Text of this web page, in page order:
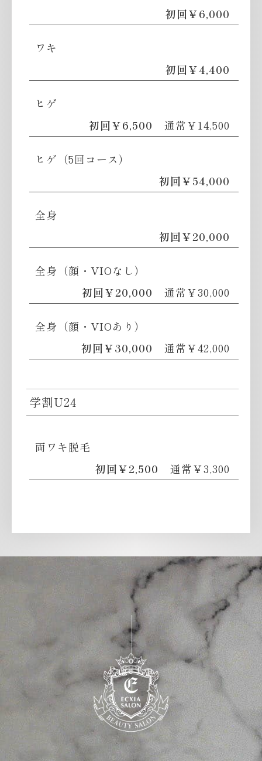
初回￥6,000
ワキ
初回￥4,400
ヒゲ
初回￥6,500
通常￥14,500
ヒゲ（5回コース）
初回￥54,000
全身
初回￥20,000
全身（顔・VIOなし）
初回￥20,000
通常￥30,000
全身（顔・VIOあり）
初回￥30,000
通常￥42,000
学割U24
両ワキ脱毛
初回￥2,500
通常￥3,300
Page top